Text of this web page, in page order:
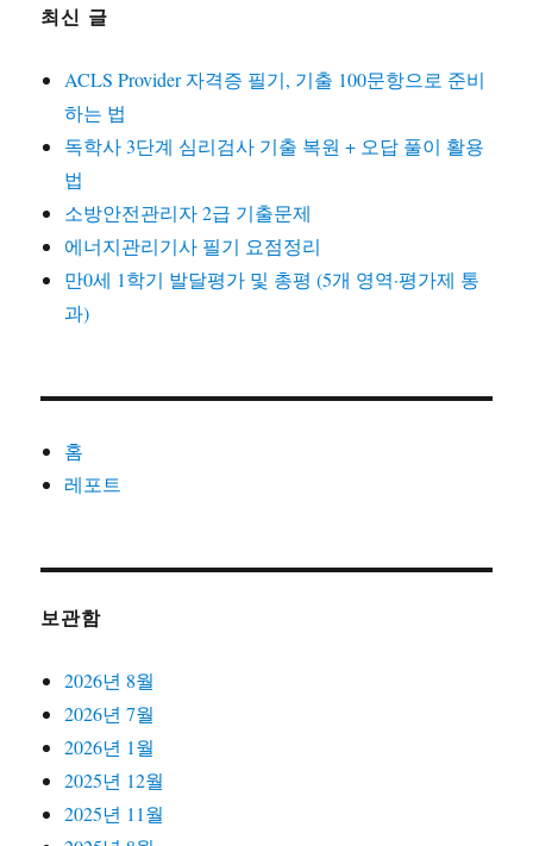
최신 글
ACLS Provider 자격증 필기, 기출 100문항으로 준비
하는 법
독학사 3단계 심리검사 기출 복원 + 오답 풀이 활용
법
소방안전관리자 2급 기출문제
에너지관리기사 필기 요점정리
만0세 1학기 발달평가 및 총평 (5개 영역·평가제 통
과)
홈
레포트
보관함
2026년 8월
2026년 7월
2026년 1월
2025년 12월
2025년 11월